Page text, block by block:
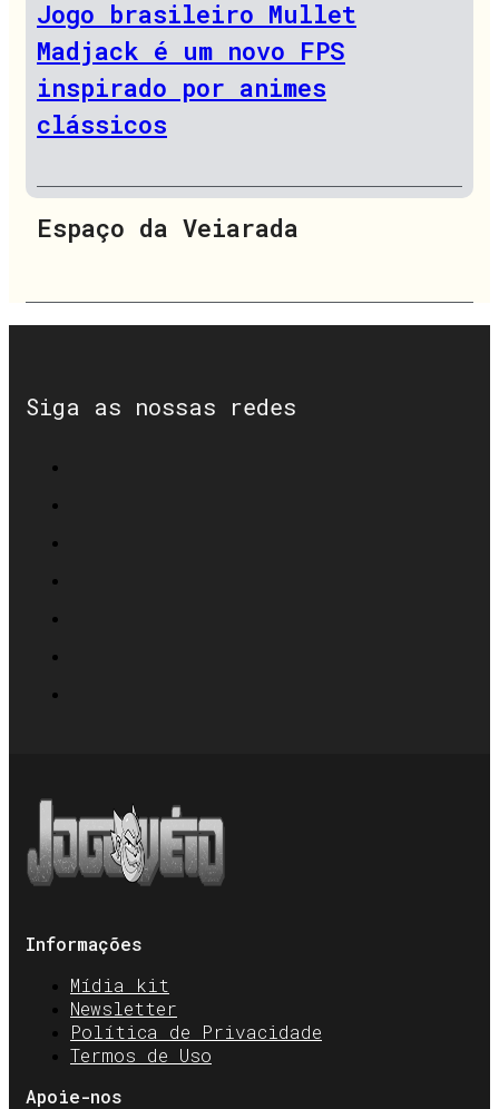
Jogo brasileiro Mullet
Madjack é um novo FPS
inspirado por animes
clássicos
Espaço da Veiarada
Siga as nossas redes
Informações
Mídia kit
Newsletter
Política de Privacidade
Termos de Uso
Apoie-nos